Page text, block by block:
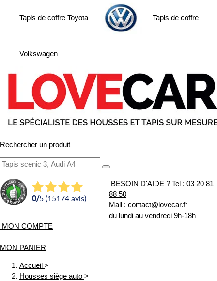
Tapis de coffre Toyota Tapis de coffre
Volkswagen
Rechercher un produit
0/5 (15174 avis)
BESOIN D'AIDE ? Tel : 03 20 81
88 50
Mail : contact@lovecar.fr
du lundi au vendredi 9h-18h
MON COMPTE
MON PANIER
Accueil >
Housses siège auto >